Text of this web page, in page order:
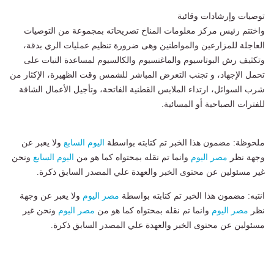
توصيات وإرشادات وقائية
واختتم رئيس مركز معلومات المناخ تصريحاته بمجموعة من التوصيات
العاجلة للمزارعين والمواطنين وهى ضرورة تنظيم عمليات الري بدقة،
وتكثيف رش البوتاسيوم والماغنسيوم والكالسيوم لمساعدة النبات على
تحمل الإجهاد، و تجنب التعرض المباشر للشمس وقت الظهيرة، الإكثار من
شرب السوائل، ارتداء الملابس القطنية الفاتحة، وتأجيل الأعمال الشاقة
للفترات الصباحية أو المسائية.
ملحوظة: مضمون هذا الخبر تم كتابته بواسطة اليوم السابع ولا يعبر عن
وجهة نظر مصر اليوم وانما تم نقله بمحتواه كما هو من اليوم السابع ونحن
غير مسئولين عن محتوى الخبر والعهدة علي المصدر السابق ذكرة.
انتبه: مضمون هذا الخبر تم كتابته بواسطة مصر اليوم ولا يعبر عن وجهة
نظر مصر اليوم وانما تم نقله بمحتواه كما هو من مصر اليوم ونحن غير
مسئولين عن محتوى الخبر والعهدة علي المصدر السابق ذكرة.